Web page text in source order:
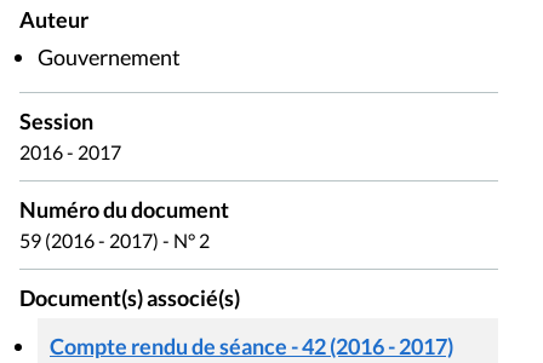
Auteur
Gouvernement
Session
2016 - 2017
Numéro du document
59 (2016 - 2017) - N° 2
Document(s) associé(s)
Compte rendu de séance - 42 (2016 - 2017)